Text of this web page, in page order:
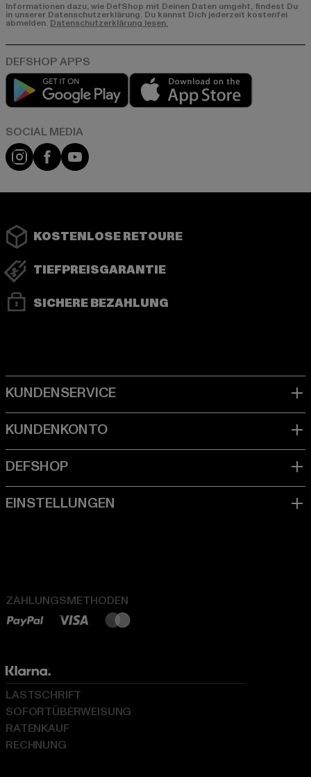
Informationen dazu, wie DefShop mit Deinen Daten umgeht, findest Du
in unserer Datenschutzerklärung. Du kannst Dich jederzeit kostenfei
abmelden. Datenschutzerklärung lesen.
Play market
Instagram
FacebookYouTube
KOSTENLOSE RETOURE
TIEFPREISGARANTIE
SICHERE BEZAHLUNG
ZAHLUNGSMETHODEN
LASTSCHRIFT
SOFORTÜBERWEISUNG
RATENKAUF
RECHNUNG